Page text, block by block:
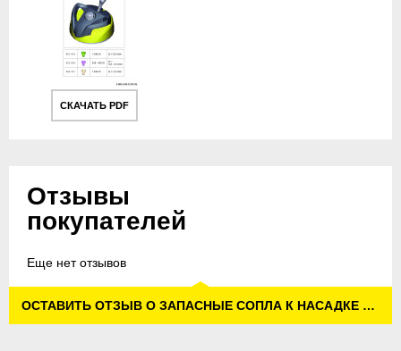
СКАЧАТЬ PDF
Отзывы
покупателей
Еще нет отзывов
ОСТАВИТЬ ОТЗЫВ О ЗАПАСНЫЕ СОПЛА К НАСАДКЕ T-RACER